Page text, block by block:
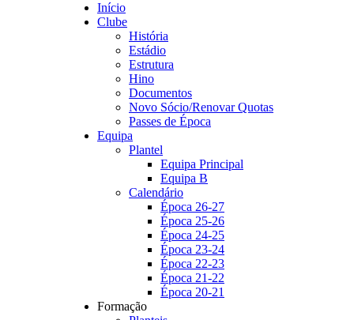
Início
Clube
História
Estádio
Estrutura
Hino
Documentos
Novo Sócio/Renovar Quotas
Passes de Época
Equipa
Plantel
Equipa Principal
Equipa B
Calendário
Época 26-27
Época 25-26
Época 24-25
Época 23-24
Época 22-23
Época 21-22
Época 20-21
Formação